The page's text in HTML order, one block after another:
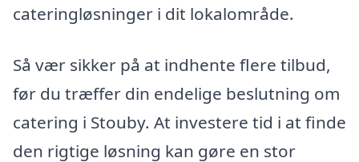
cateringløsninger i dit lokalområde.
Så vær sikker på at indhente flere tilbud,
før du træffer din endelige beslutning om
catering i Stouby. At investere tid i at finde
den rigtige løsning kan gøre en stor